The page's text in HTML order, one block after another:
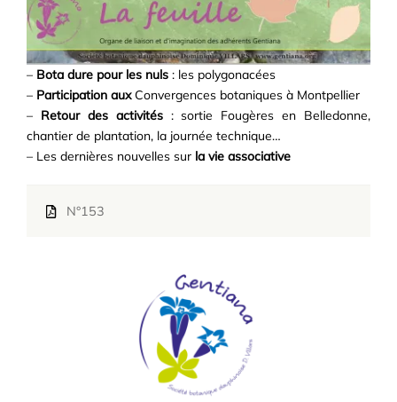
– Bota dure pour les nuls : les polygonacées
– Participation auxConvergences botaniques à Montpellier
– Retour des activités: sortie Fougères en Belledonne,
chantier de plantation, la journée technique…
– Les dernières nouvelles sur la vie associative
N°153